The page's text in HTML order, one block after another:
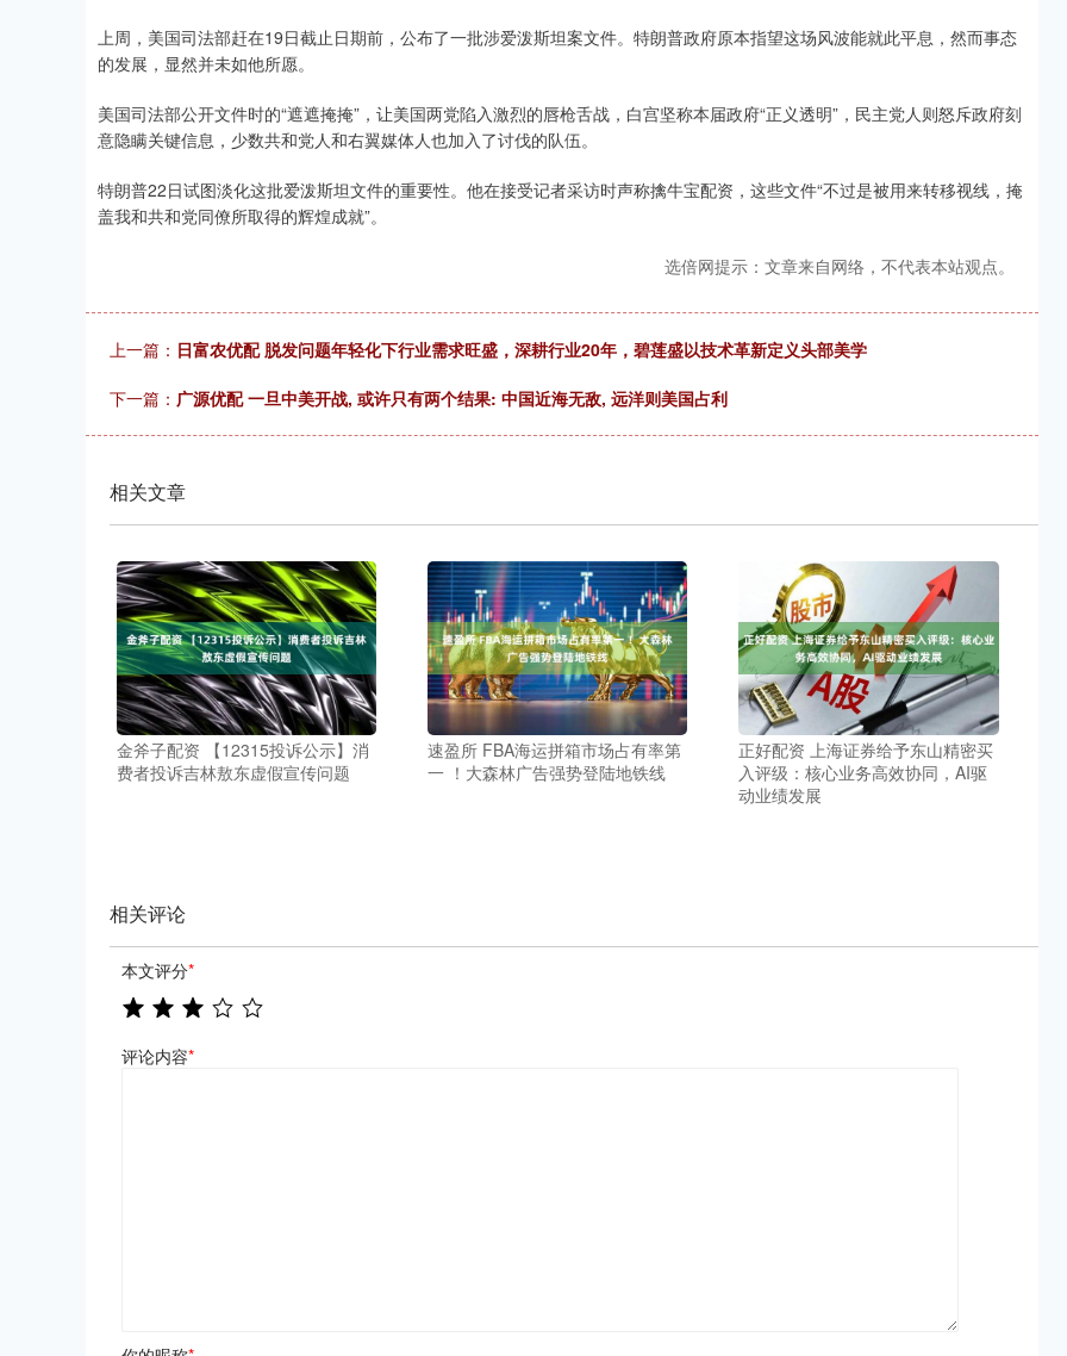
上周，美国司法部赶在19日截止日期前，公布了一批涉爱泼斯坦案文件。特朗普政府原本指望这场风波能就此平息，然而事态
的发展，显然并未如他所愿。
美国司法部公开文件时的“遮遮掩掩”，让美国两党陷入激烈的唇枪舌战，白宫坚称本届政府“正义透明”，民主党人则怒斥政府刻
意隐瞒关键信息，少数共和党人和右翼媒体人也加入了讨伐的队伍。
特朗普22日试图淡化这批爱泼斯坦文件的重要性。他在接受记者采访时声称擒牛宝配资，这些文件“不过是被用来转移视线，掩
盖我和共和党同僚所取得的辉煌成就”。
选倍网提示：文章来自网络，不代表本站观点。
上一篇： 日富农优配 脱发问题年轻化下行业需求旺盛，深耕行业20年，碧莲盛以技术革新定义头部美学
下一篇： 广源优配 一旦中美开战, 或许只有两个结果: 中国近海无敌, 远洋则美国占利
相关文章
金斧子配资 【12315投诉公示】消
费者投诉吉林敖东虚假宣传问题
速盈所 FBA海运拼箱市场占有率第
一 ！大森林广告强势登陆地铁线
正好配资 上海证券给予东山精密买
入评级：核心业务高效协同，AI驱
动业绩发展
相关评论
本文评分*
评论内容*